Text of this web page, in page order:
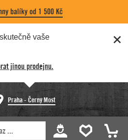
balíky od 1 500 Kč
skutečně vaše
jinou prodejnu.
Praha - Černý Most